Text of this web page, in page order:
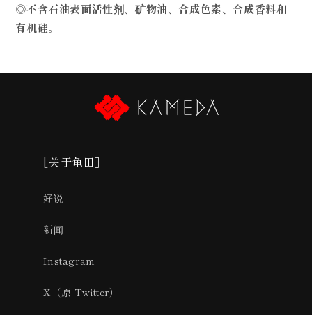
◎不含石油表面活性剂、矿物油、合成色素、合成香料和
有机硅。
[关于龟田］
好说
新闻
Instagram
X（原 Twitter）